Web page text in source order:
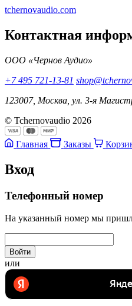
tchernovaudio.com
Контактная
ООО «Чернов Аудио»
+7 495 721-13-81
123007, Москва, ул. 3-я
© Tchernovaudio 2026
Главная Заказы
Вход
Телефонный номер
На указанный номер мы
Войти
или